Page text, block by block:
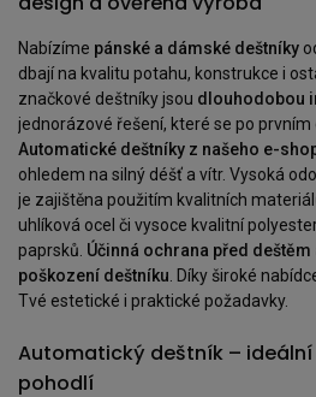
Nabízíme pánské a dámské deštníky
dbají na kvalitu potahu, konstrukce i
značkové deštníky jsou dlouhodobou
jednorázové řešení, které se po
Automatické deštníky z našeho e-
ohledem na silný déšť a vítr. Vysoká
je zajištěna použitím kvalitních
uhlíková ocel či vysoce kvalitní
paprsků. Účinná ochrana před
poškození deštníku. Díky široké
Tvé estetické i praktické požadavky.
Automatický deštník –
pohodlí